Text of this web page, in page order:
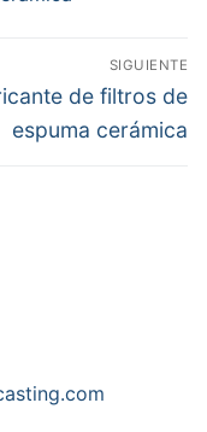
SIGUIENTE
de filtros de
espuma cerámica